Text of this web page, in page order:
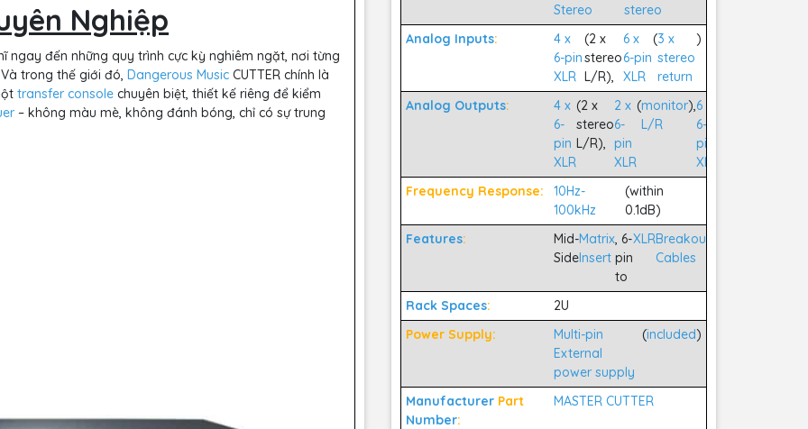
Nghiệp
ngay đến những quy trình cực kỳ nghiêm ngặt, nơi từng
trong thế giới đó, Dangerous Music CUTTER chính là
transfer console chuyên biệt, thiết kế riêng để kiểm
– không màu mè, không đánh bóng, chỉ có sự trung
Stereo
stereo
Analog Inputs:
4 x
6-pin
XLR
(2 x
stereo
L/R),
6 x
6-pin
XLR
(3 x
stereo
return
)
Analog Outputs:
4 x
6-
pin
XLR
(2 x
stereo
L/R),
2 x
6-
pin
XLR
(monitor
L/R
),6 x
6-
pin
XLR
Frequency Response:
10Hz-
100kHz
(within
0.1dB)
Features:
Mid-
Side
Matrix
Insert
, 6-
pin
to
XLRBreakout
Cables
Rack Spaces:
2U
Power Supply:
Multi-pin
External
power supply
(included)
Manufacturer Part
Number:
MASTER CUTTER